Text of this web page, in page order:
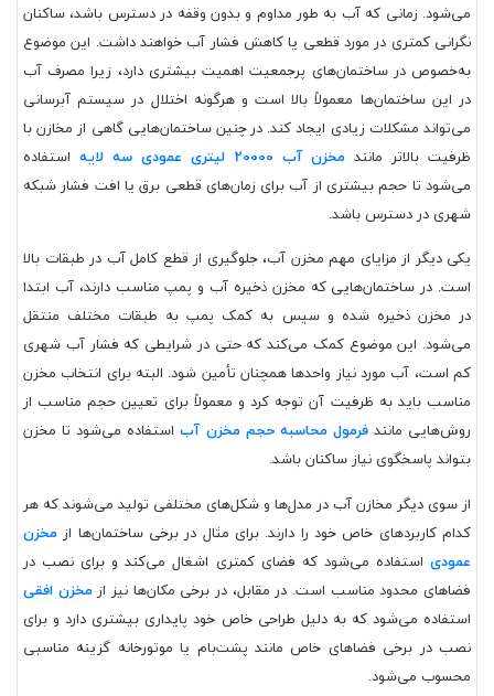
می‌شود. زمانی که آب به طور مداوم و بدون وقفه در دسترس باشد، ساکنان
نگرانی کمتری در مورد قطعی یا کاهش فشار آب خواهند داشت. این موضوع
به‌خصوص در ساختمان‌های پرجمعیت اهمیت بیشتری دارد، زیرا مصرف آب
در این ساختمان‌ها معمولاً بالا است و هرگونه اختلال در سیستم آبرسانی
می‌تواند مشکلات زیادی ایجاد کند. در چنین ساختمان‌هایی گاهی از مخازن با
ظرفیت بالاتر مانندمخزن آب 20000 لیتری عمودی سه لایه
استفاده
می‌شود تا حجم بیشتری از آب برای زمان‌های قطعی برق یا افت فشار شبکه
شهری در دسترس باشد.
یکی دیگر از مزایای مهم مخزن آب، جلوگیری از قطع کامل آب در طبقات بالا
است. در ساختمان‌هایی که مخزن ذخیره آب و پمپ مناسب دارند، آب ابتدا
در مخزن ذخیره شده و سپس به کمک پمپ به طبقات مختلف منتقل
می‌شود. این موضوع کمک می‌کند که حتی در شرایطی که فشار آب شهری
کم است، آب مورد نیاز واحدها همچنان تأمین شود. البته برای انتخاب مخزن
مناسب باید به ظرفیت آن توجه کرد و معمولاً برای تعیین حجم مناسب از
روش‌هایی مانند فرمول محاسبه حجم مخزن آباستفاده می‌شود تا مخزن
بتواند پاسخگوی نیاز ساکنان باشد.
از سوی دیگر مخازن آب در مدل‌ها و شکل‌های مختلفی تولید می‌شوند که هر
کدام کاربردهای خاص خود را دارند. برای مثال در برخی ساختمان‌ها از مخزن
عمودی استفاده می‌شود که فضای کمتری اشغال می‌کند و برای نصب در
فضاهای محدود مناسب است. در مقابل، در برخی مکان‌ها نیز ازمخزن افقی
استفاده می‌شود که به دلیل طراحی خاص خود پایداری بیشتری دارد و برای
نصب در برخی فضاهای خاص مانند پشت‌بام یا موتورخانه گزینه مناسبی
محسوب می‌شود.